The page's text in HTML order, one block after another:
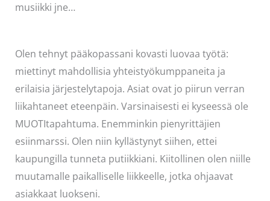
musiikki jne…
Olen tehnyt pääkopassani kovasti luovaa työtä:
miettinyt mahdollisia yhteistyökumppaneita ja
erilaisia järjestelytapoja. Asiat ovat jo piirun verran
liikahtaneet eteenpäin. Varsinaisesti ei kyseessä ole
MUOTItapahtuma. Enemminkin pienyrittäjien
esiinmarssi. Olen niin kyllästynyt siihen, ettei
kaupungilla tunneta putiikkiani. Kiitollinen olen niille
muutamalle paikalliselle liikkeelle, jotka ohjaavat
asiakkaat luokseni.